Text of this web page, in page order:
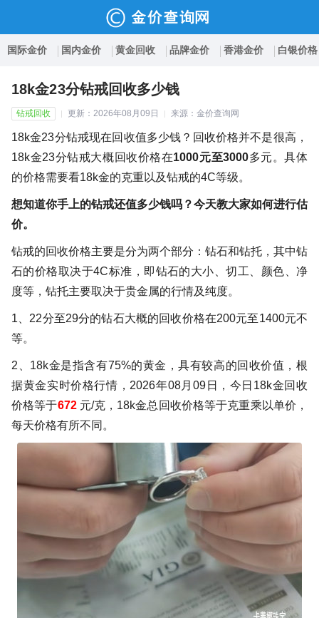
国际金价 国内金价 黄金回收 品牌金价 香港金价 白银价格
18k金23分钻戒回收多少钱
钻戒回收 更新：2026年08月09日 来源：金价查询网
18k金23分钻戒现在回收值多少钱？回收价格并不是很高，
18k金23分钻戒大概回收价格在1000元至3000多元。具体
的价格需要看18k金的克重以及钻戒的4C等级。
想知道你手上的钻戒还值多少钱吗？今天教大家如何进行估
价。
钻戒的回收价格主要是分为两个部分：钻石和钻托，其中钻
石的价格取决于4C标准，即钻石的大小、切工、颜色、净
度等，钻托主要取决于贵金属的行情及纯度。
1、22分至29分的钻石大概的回收价格在200元至1400元不
等。
2、18k金是指含有75%的黄金，具有较高的回收价值，根
据黄金实时价格行情，2026年08月09日，今日18k金回收
价格等于672 元/克，18k金总回收价格等于克重乘以单价，
每天价格有所不同。